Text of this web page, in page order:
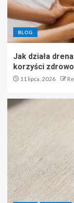
BLOG
Jak działa
korzyści
11 lipca, 2026